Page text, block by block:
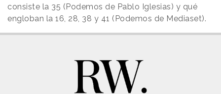
consiste la 35 (Podemos de Pablo Iglesias) y qué
engloban la 16, 28, 38 y 41 (Podemos de Mediaset).